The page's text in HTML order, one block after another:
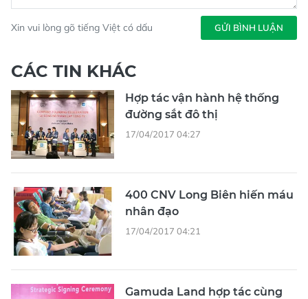
Xin vui lòng gõ tiếng Việt có dấu GỬI BÌNH LUẬN
CÁC TIN KHÁC
Hợp tác vận hành hệ thống
đường sắt đô thị
17/04/2017 04:27
400 CNV Long Biên hiến máu
nhân đạo
17/04/2017 04:21
Gamuda Land hợp tác cùng